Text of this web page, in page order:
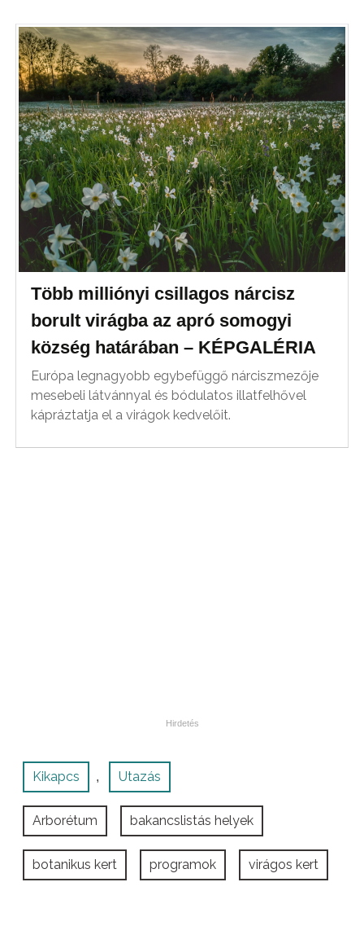
Több milliónyi csillagos nárcisz
borult virágba az apró somogyi
község határában – KÉPGALÉRIA
Európa legnagyobb egybefüggő nárciszmezője
mesebeli látvánnyal és bódulatos illatfelhővel
kápráztatja el a virágok kedvelőit.
Kikapcs , Utazás
Arborétum bakancslistás helyek
botanikus kert programok virágos kert